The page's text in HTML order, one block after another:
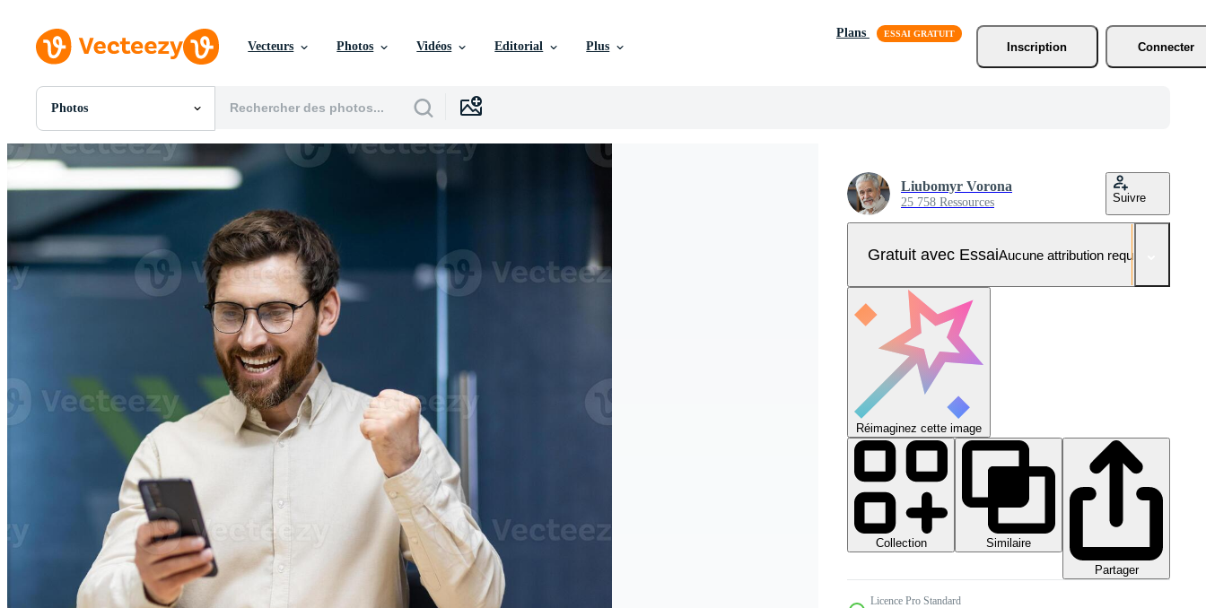
Vecteurs Photos Vidéos Editorial Plus
Plans
Inscription
Connecter
Photos
Toutes Images
Photos
PNGs
PSDs
SVGs
Modèles
Vecteurs
Vidéos
Motion graphics
Images Éditoriales
Liubomyr Vorona
25 758 Ressources Suivre
Gratuit avec EssaiAucune attribution requise
Réimaginez cette image
Collection
Similaire
Partager
Licence Pro Standard